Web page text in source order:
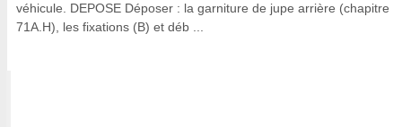
véhicule. DEPOSE Déposer : la garniture de jupe arrière (chapitre
71A.H), les fixations (B) et déb ...